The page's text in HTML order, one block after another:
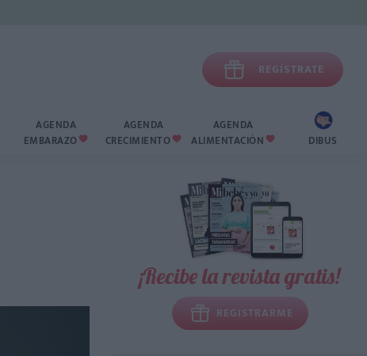
 REGÍSTRATE
AGENDA
EMBARAZO 
AGENDA
CRECIMIENTO 
AGENDA
ALIMENTACIÓN  DIBUS
¡Recibe la revista gratis!
REGISTRARME